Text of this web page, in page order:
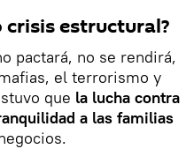
estructural?
pactará, no se rendirá,
el terrorismo y
que la lucha contra
a las familias